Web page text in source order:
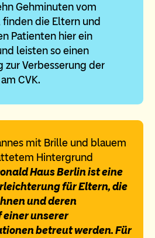
Gehminuten vom
die Eltern und
Patienten hier ein
leisten so einen
Verbesserung der
CVK.
Haus Berlin ist eine
für Eltern, die
und deren
einer unserer
betreut werden. Für